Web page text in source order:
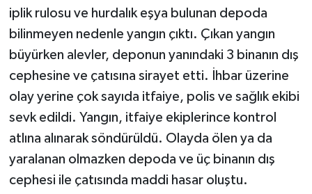
iplik rulosu ve hurdalık eşya bulunan depoda
bilinmeyen nedenle yangın çıktı. Çıkan yangın
büyürken alevler, deponun yanındaki 3 binanın dış
cephesine ve çatısına sirayet etti. İhbar üzerine
olay yerine çok sayıda itfaiye, polis ve sağlık ekibi
sevk edildi. Yangın, itfaiye ekiplerince kontrol
atlına alınarak söndürüldü. Olayda ölen ya da
yaralanan olmazken depoda ve üç binanın dış
cephesi ile çatısında maddi hasar oluştu.
HABERDE İNSAN
İNSAN
İş Dünyası
Kadın